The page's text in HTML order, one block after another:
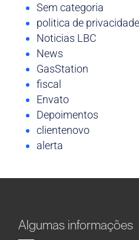
Sem categoria
politica de privacidade
Noticias LBC
News
GasStation
fiscal
Envato
Depoimentos
clientenovo
alerta
Algumas informações